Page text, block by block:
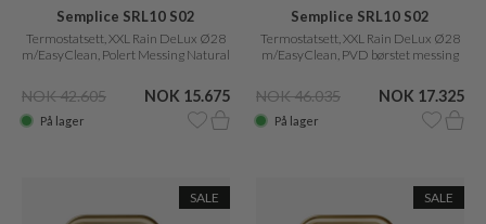
Semplice SRL10 S02
Termostatsett, XXL Rain DeLux Ø28
m/EasyClean, Polert Messing Natural
NOK 42.605 NOK 15.675
På lager
Semplice SRL10 S02
Termostatsett, XXL Rain DeLux Ø28
m/EasyClean, PVD børstet messing
NOK 46.035 NOK 17.325
På lager
SALE SALE